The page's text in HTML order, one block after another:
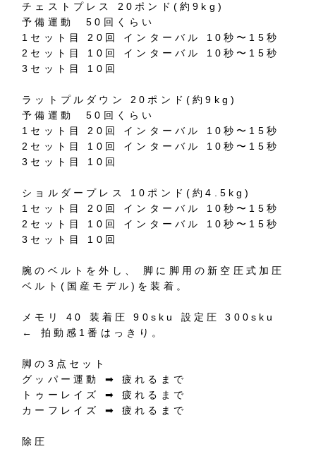
チェストプレス 20 ポンド (約9kg)
予備運動50 回くらい
1 セット目 20 回 インターバル 10秒〜 15 秒
2 セット目 10 回 インターバル 10秒〜 15 秒
3 セット目 10 回
ラットプルダウン 20 ポンド(約9kg)
予備運動50 回くらい
1 セット目 20 回 インターバル 10秒〜 15 秒
2 セット目 10 回 インターバル 10秒〜 15 秒
3 セット目 10 回
ショルダープレス 10 ポンド(約4.5kg)
1 セット目 20 回 インターバル 10秒〜 15 秒
2 セット目 10 回 インターバル 10秒〜 15 秒
3 セット目 10 回
腕のベルトを外し、
脚に脚用の新空圧式加圧
ベルト ( 国産モデル) を装着。
メモリ 40 装着圧 90sku 設定圧
300sku
← 拍動感 1番はっきり。
脚の 3 点セット
グッパー運動
➡︎
疲れるまで
トゥーレイズ
➡︎
疲れるまで
カーフレイズ
➡︎ 疲れるまで
除圧